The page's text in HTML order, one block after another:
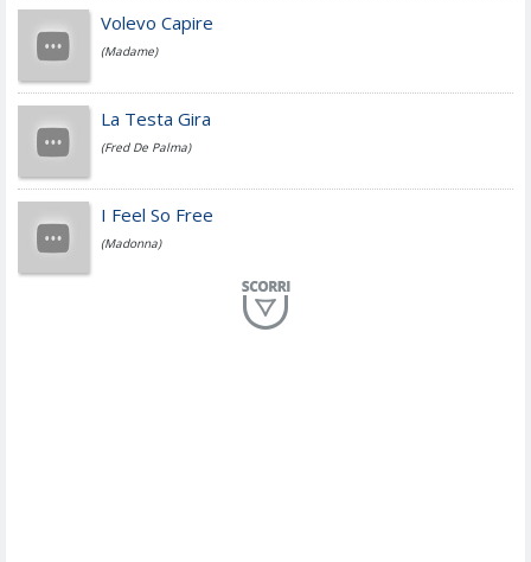
Jovanotti
Fedez
Simone Cristicchi
Volevo Capire
(Madame)
La Testa Gira
(Fred De Palma)
I Feel So Free
(Madonna)